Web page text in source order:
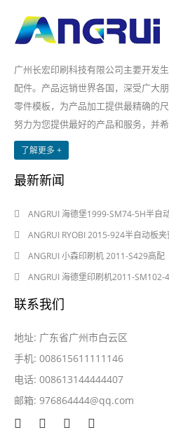
广州长宏印刷科技有限公司主要开发
配件。产品远销世界各国，深受广大
零件模板，为产品加工提供最精确的
努力为您提供最好的产品和服务，并
了解更多 +
最新新闻
ANGRUI 海德堡1999-SM74-5H半自
ANGRUI RYOBI 2015-924半自动板
ANGRUI 小森印刷机 2011-S429高配
ANGRUI 海德堡印刷机2011-SM102-
联系我们
地址: 广东省广州市白云区
手机: 008615611111146
电话: 008613144444407
邮箱: 976864444@qq.com